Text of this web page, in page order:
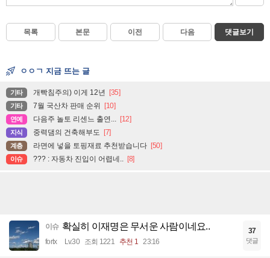
목록 본문 이전 다음 댓글보기
ㅇㅇㄱ 지금 뜨는 글
기타 개빡침주의) 이게 12년 [35]
기타 7월 국산차 판매 순위 [10]
연예 다음주 놀토 리센느 출연... [12]
지식 중력댐의 건축해부도 [7]
계층 라면에 넣을 토핑재료 추천받습니다 [50]
이슈 ??? : 자동차 진입이 어렵네.. [8]
이슈 확실히 이재명은 무서운 사람이네요..
fortx Lv.30 조회 1221 추천 1 23:16
37
댓글